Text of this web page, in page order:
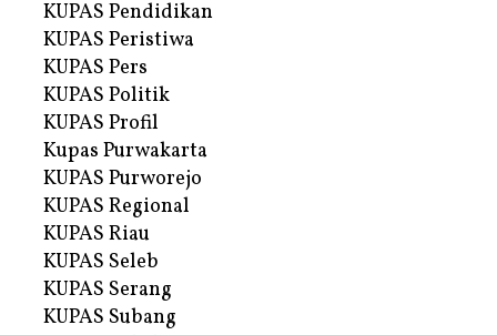
KUPAS Pendidikan
KUPAS Peristiwa
KUPAS Pers
KUPAS Politik
KUPAS Profil
Kupas Purwakarta
KUPAS Purworejo
KUPAS Regional
KUPAS Riau
KUPAS Seleb
KUPAS Serang
KUPAS Subang